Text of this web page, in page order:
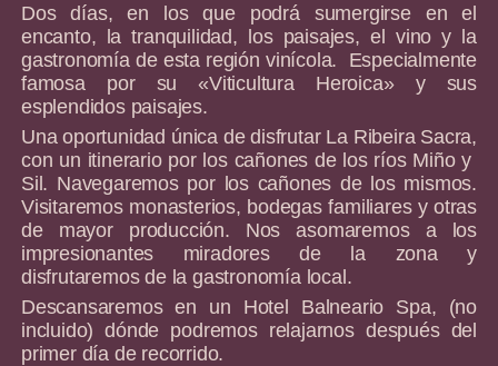
Dos días, en los que podrá sumergirse en el
encanto, la tranquilidad, los paisajes, el vino y la
gastronomía de esta región vinícola. Especialmente
famosa por su «Viticultura Heroica» y sus
esplendidos paisajes.
Una oportunidad única de disfrutar La Ribeira Sacra,
con un itinerario por los cañones de los ríos Miño y
Sil. Navegaremos por los cañones de los mismos.
Visitaremos monasterios, bodegas familiares y otras
de mayor producción. Nos asomaremos a los
impresionantes miradores de la zona y
disfrutaremos de la gastronomía local.
Descansaremos en un Hotel Balneario Spa, (no
incluido) dónde podremos relajarnos después del
primer día de recorrido.